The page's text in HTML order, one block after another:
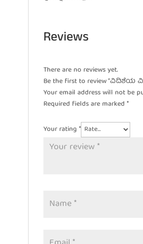
Reviews
There are no reviews yet.
Be the first to review “ವಿದಿಶೆಯ
Your email address will not be
Required fields are marked *
Your rating *